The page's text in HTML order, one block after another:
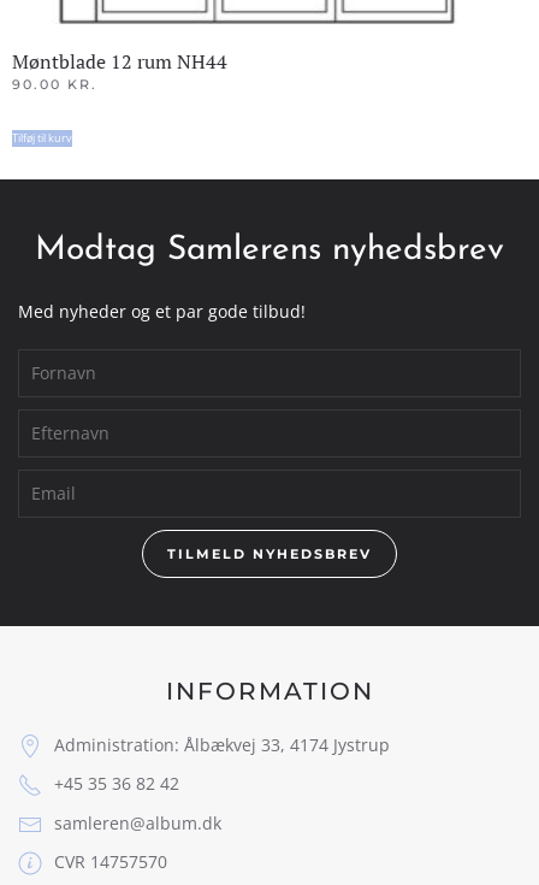
Møntblade 12 rum NH44
90.00 KR.
Tilføj til kurv
Modtag Samlerens nyhedsbrev
Med nyheder og et par gode tilbud!
TILMELD NYHEDSBREV
INFORMATION
Administration: Ålbækvej 33, 4174 Jystrup
+45 35 36 82 42
samleren@album.dk
CVR 14757570